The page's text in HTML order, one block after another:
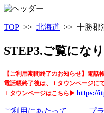
TOP >> 北海道 >> 十勝郡
STEP3.ご覧にな
【ご利用期間終了のお知らせ】電話
電話帳終了後は、ｉタウンページに
ｉタウンページはこちら▶ https://
ご利用にあたって | プ